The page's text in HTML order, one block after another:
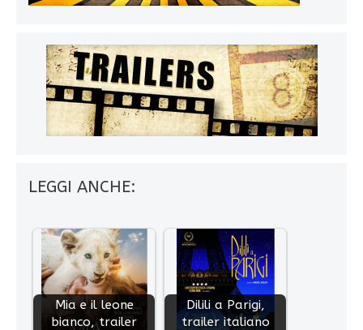
LEGGI ANCHE:
Mia e il leone
bianco, trailer
Dilili a Parigi,
trailer italiano